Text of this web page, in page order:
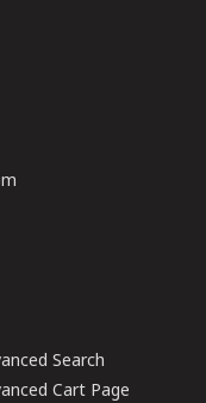
Search
Cart Page